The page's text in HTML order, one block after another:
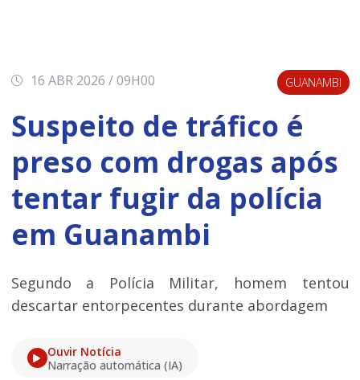
16 ABR 2026 / 09H00 GUANAMBI
Suspeito de tráfico é
preso com drogas após
tentar fugir da polícia
em Guanambi
Segundo a Polícia Militar, homem tentou
descartar entorpecentes durante abordagem
Ouvir Notícia
Narração automática (IA)